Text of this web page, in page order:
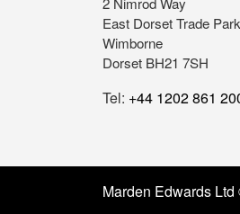
East Dorset Trade Park
Wimborne
Dorset BH21 7SH
Tel: +44 1202 861
Marden Edwards